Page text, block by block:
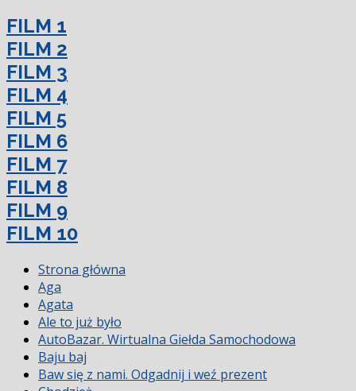
FILM 1
FILM 2
FILM 3
FILM 4
FILM 5
FILM 6
FILM 7
FILM 8
FILM 9
FILM 10
Strona główna
Aga
Agata
Ale to już było
AutoBazar. Wirtualna Giełda Samochodowa
Baju baj
Baw się z nami. Odgadnij i weź prezent